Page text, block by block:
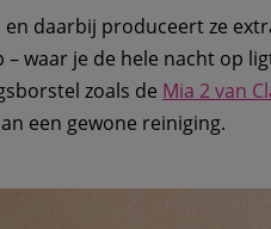
daarbij produceert ze
waar je de hele nacht op
zoals de Mia 2 van
een gewone reiniging.